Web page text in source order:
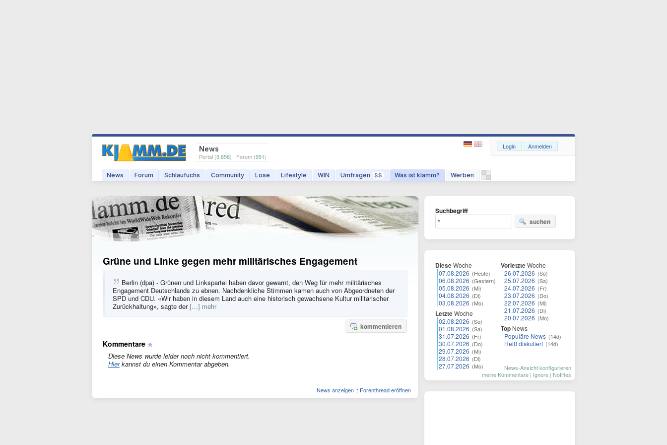
News
Portal (5.656) · Forum (951)
News Forum Schlaufuchs Community Lose Lifestyle WIN Umfragen $$ Was ist klamm? Werben
Login Anmelden
Grüne und Linke gegen mehr militärisches Engagement
Berlin (dpa) - Grünen und Linkspartei haben davor gewarnt, den Weg für mehr militärisches
Engagement Deutschlands zu ebnen. Nachdenkliche Stimmen kamen auch von Abgeordneten der
SPD und CDU. «Wir haben in diesem Land auch eine historisch gewachsene Kultur militärischer
Zurückhaltung», sagte der […] mehr
kommentieren
Kommentare
Diese News wurde leider noch nicht kommentiert.
Hierkannst du einen Kommentar abgeben.
News anzeigen :: Forenthread eröffnen
Suchbegriff
suchen
DieseWoche
07.08.2026 (Heute)
06.08.2026 (Gestern)
05.08.2026 (Mi)
04.08.2026 (Di)
03.08.2026 (Mo)
LetzteWoche
02.08.2026 (So)
01.08.2026 (Sa)
31.07.2026 (Fr)
30.07.2026 (Do)
29.07.2026 (Mi)
28.07.2026 (Di)
27.07.2026 (Mo)
VorletzteWoche
26.07.2026 (So)
25.07.2026 (Sa)
24.07.2026 (Fr)
23.07.2026 (Do)
22.07.2026 (Mi)
21.07.2026 (Di)
20.07.2026 (Mo)
Top News
Populäre News (14d)
Heiß diskutiert (14d)
News-Ansicht konfigurieren
meine Kommentare | Ignore | Notifies